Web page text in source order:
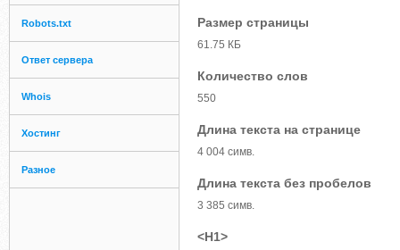
Robots.txt
Ответ сервера
Whois
Хостинг
Разное
Размер страницы
61.75 КБ
Количество слов
550
Длина текста на странице
4 004 симв.
Длина текста без пробелов
3 385 симв.
<H1>